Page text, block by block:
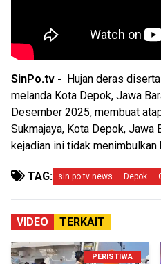
SinPo.tv -
Hujan deras
melanda Kota Depok, Jawa
Desember 2025, membuat
Sukmajaya, Kota Depok, Jawa
kejadian ini tidak menimbulkan
TAG: sin po tv news Depok
VIDEO TERKAIT
PERISTIWA